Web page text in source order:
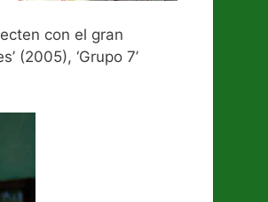
con el gran
(2005), ‘Grupo 7’